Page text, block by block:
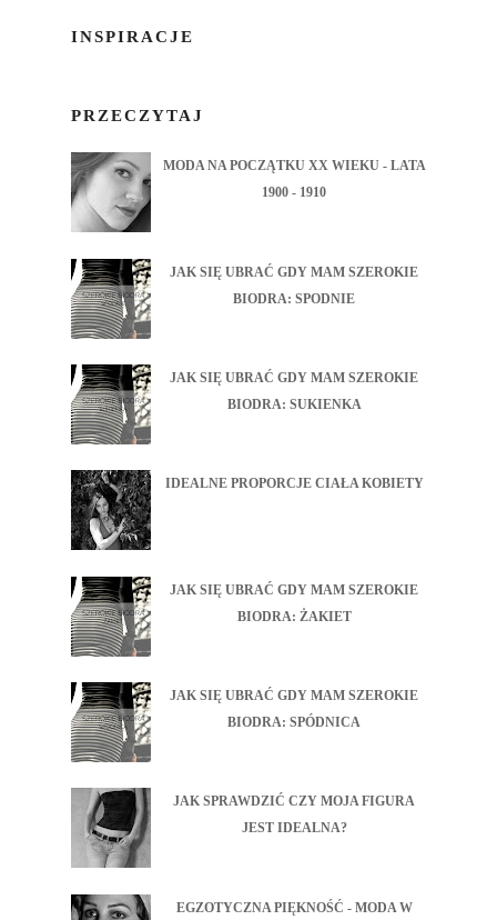
INSPIRACJE
PRZECZYTAJ
MODA NA POCZĄTKU XX WIEKU - LATA
1900 - 1910
JAK SIĘ UBRAĆ GDY MAM SZEROKIE
BIODRA: SPODNIE
JAK SIĘ UBRAĆ GDY MAM SZEROKIE
BIODRA: SUKIENKA
IDEALNE PROPORCJE CIAŁA KOBIETY
JAK SIĘ UBRAĆ GDY MAM SZEROKIE
BIODRA: ŻAKIET
JAK SIĘ UBRAĆ GDY MAM SZEROKIE
BIODRA: SPÓDNICA
JAK SPRAWDZIĆ CZY MOJA FIGURA
JEST IDEALNA?
EGZOTYCZNA PIĘKNOŚĆ - MODA W